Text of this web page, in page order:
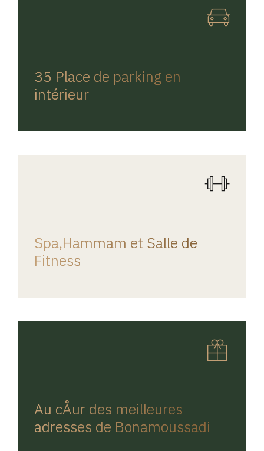
35 Place de parking en
intérieur
Spa,Hammam et Salle de
Fitness
Au cÅur des meilleures
adresses de Bonamoussadi